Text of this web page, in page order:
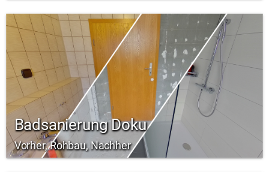
Badsanierung Doku
Vorher, Rohbau, Nachher